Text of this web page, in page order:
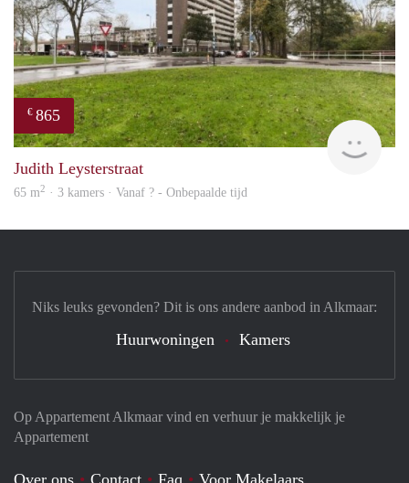
€ 865
rent
Judith Leysterstraat
65 m2 · 3 kamers · Vanaf ? - Onbepaalde tijd
Op Appartement Alkmaar vind en verhuur je makkelijk je
Appartement
Over ons Contact Faq Voor Makelaars
Niks leuks gevonden? Dit is ons andere aanbod in Alkmaar:
Huurwoningen Kamers